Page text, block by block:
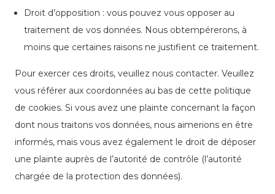
Droit d’opposition : vous pouvez vous opposer au
traitement de vos données. Nous obtempérerons, à
moins que certaines raisons ne justifient ce traitement.
Pour exercer ces droits, veuillez nous contacter. Veuillez
vous référer aux coordonnées au bas de cette politique
de cookies. Si vous avez une plainte concernant la façon
dont nous traitons vos données, nous aimerions en être
informés, mais vous avez également le droit de déposer
une plainte auprès de l’autorité de contrôle (l’autorité
chargée de la protection des données).